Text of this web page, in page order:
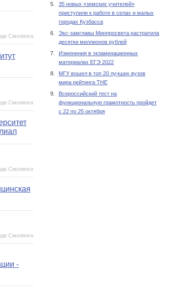
5.
35 новых «земских учителей»
приступили к работе в селах и малых
городах Кузбасса
6.
Экс-замглавы Минпросвета растратила
десятки миллионов рублей
7.
Изменения в экзаменационных
материалах ЕГЭ 2022
8.
МГУ вошел в топ 20 лучших вузов
мира рейтинга THE
9.
Всероссийский тест на
функциональную грамотность пройдет
с 22 по 25 октября
Смоленск
Смоленск
Смоленск
Смоленск
-